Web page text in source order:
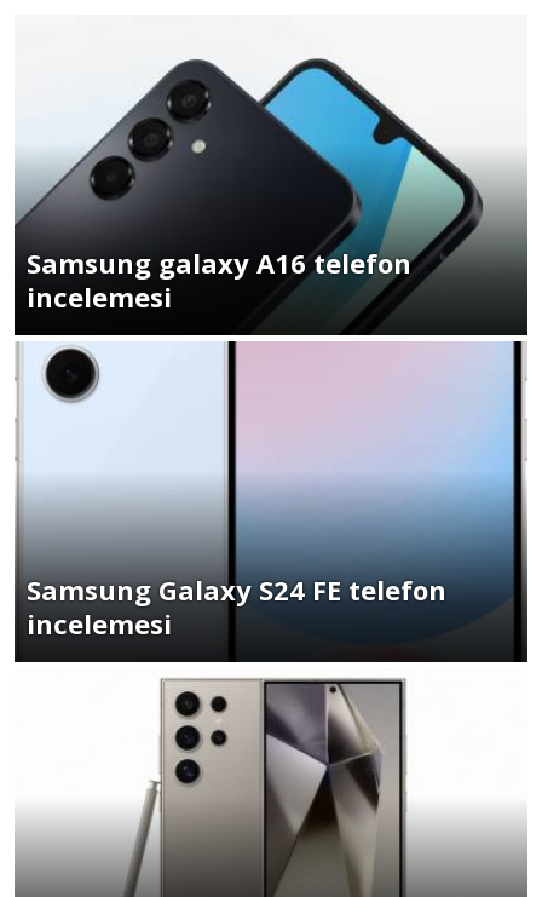
Samsung galaxy A16 telefon
incelemesi
Samsung Galaxy S24 FE telefon
incelemesi